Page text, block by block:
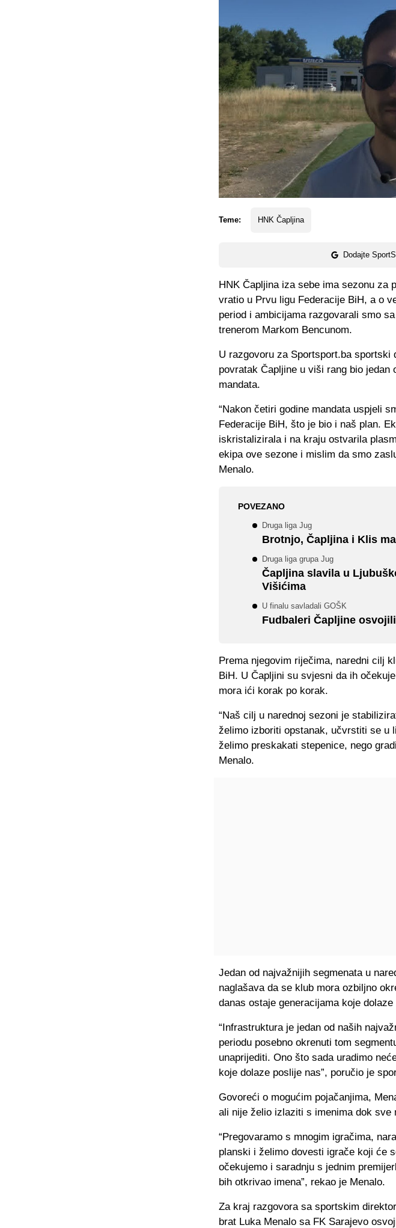
Teme: HNK Čapljina
Dodajte
HNK Čapljina iza sebe ima sezonu za
vratio u Prvu ligu Federacije BiH, a o
period i ambicijama razgovarali smo
trenerom Markom Bencunom.
U razgovoru za Sportsport.ba
povratak Čapljine u viši rang bio
mandata.
“Nakon četiri godine mandata uspjeli
Federacije BiH, što je bio i naš plan.
iskristalizirala i na kraju ostvarila
ekipa ove sezone i mislim da smo
Menalo.
POVEZANO
Druga liga Jug
Brotnjo, Čapljina i Klis
Druga liga grupa Jug
Čapljina slavila u
Višićima
U finalu savladali GOŠK
Fudbaleri Čapljine
Prema njegovim riječima, naredni cilj
BiH. U Čapljini su svjesni da ih
mora ići korak po korak.
“Naš cilj u narednoj sezoni je
želimo izboriti opstanak, učvrstiti se u
želimo preskakati stepenice, nego
Menalo.
Jedan od najvažnijih segmenata u
naglašava da se klub mora ozbiljno
danas ostaje generacijama koje
“Infrastruktura je jedan od naših
periodu posebno okrenuti tom
unaprijediti. Ono što sada uradimo
koje dolaze poslije nas”, poručio je
Govoreći o mogućim pojačanjima,
ali nije želio izlaziti s imenima dok sve
“Pregovaramo s mnogim igračima,
planski i želimo dovesti igrače koji će
očekujemo i saradnju s jednim
bih otkrivao imena”, rekao je Menalo.
Za kraj razgovora sa sportskim
brat Luka Menalo sa FK Sarajevo